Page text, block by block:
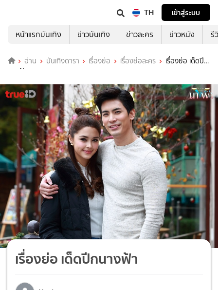
TH
เข้าสู่ระบบ
หน้าแรกบันเทิง
ข่าวบันเทิง ข่าวละคร ข่าวหนัง รี
อ่าน บันเทิงดารา เรื่องย่อ เรื่องย่อละคร
เรื่องย่อ เด็ดปีก
นางฟ้า
เรื่องย่อ เด็ดปีกนางฟ้า